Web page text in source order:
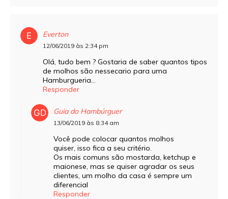
Everton
12/06/2019 às 2:34 pm
Olá, tudo bem ? Gostaria de saber quantos tipos
de molhos são nessecario para uma
Hamburgueria…
Responder
Guia do Hambúrguer
13/06/2019 às 8:34 am
Você pode colocar quantos molhos
quiser, isso fica a seu critério.
Os mais comuns são mostarda, ketchup e
maionese, mas se quiser agradar os seus
clientes, um molho da casa é sempre um
diferencial
Responder